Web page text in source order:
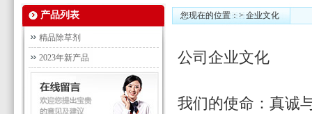
产品列表
精品除草剂
2023年新产品
您现在的位置：> 企业文化
公司企业文化
我们的使命：真诚